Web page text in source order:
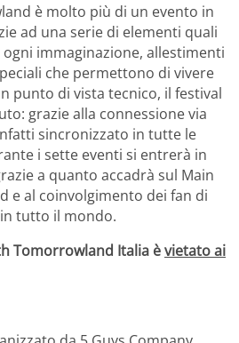
è molto più di un evento in
ad una serie di elementi quali
immaginazione, allestimenti
che permettono di vivere
punto di vista tecnico, il festival
grazie alla connessione via
sincronizzato in tutte le
i sette eventi si entrerà in
a quanto accadrà sul Main
e al coinvolgimento dei fan di
tutto il mondo.
Tomorrowland Italia èvietato ai